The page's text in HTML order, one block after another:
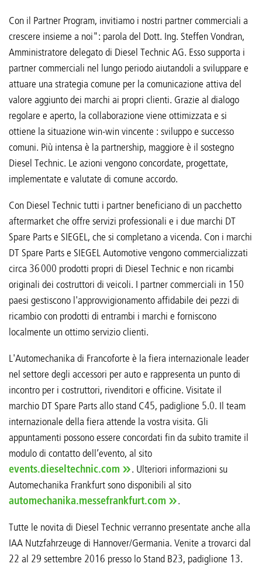
Con il Partner Program, invitiamo i nostri partner commerciali a
crescere insieme a noi": parola del Dott. Ing. Steffen Vondran,
Amministratore delegato di Diesel Technic AG. Esso supporta i
partner commerciali nel lungo periodo aiutandoli a sviluppare e
attuare una strategia comune per la comunicazione attiva del
valore aggiunto dei marchi ai propri clienti. Grazie al dialogo
regolare e aperto, la collaborazione viene ottimizzata e si
ottiene la situazione win-win vincente : sviluppo e successo
comuni. Più intensa è la partnership, maggiore è il sostegno
Diesel Technic. Le azioni vengono concordate, progettate,
implementate e valutate di comune accordo.
Con Diesel Technic tutti i partner beneficiano di un pacchetto
aftermarket che offre servizi professionali e i due marchi DT
Spare Parts e SIEGEL, che si completano a vicenda. Con i marchi
DT Spare Parts e SIEGEL Automotive vengono commercializzati
circa 36 000 prodotti propri di Diesel Technic e non ricambi
originali dei costruttori di veicoli. I partner commerciali in 150
paesi gestiscono l'approvvigionamento affidabile dei pezzi di
ricambio con prodotti di entrambi i marchi e forniscono
localmente un ottimo servizio clienti.
L'Automechanika di Francoforte è la fiera internazionale leader
nel settore degli accessori per auto e rappresenta un punto di
incontro per i costruttori, rivenditori e officine. Visitate il
marchio DT Spare Parts allo stand C45, padiglione 5.0. Il team
internazionale della fiera attende la vostra visita. Gli
appuntamenti possono essere concordati fin da subito tramite il
modulo di contatto dell’evento, al sito
events.dieseltechnic.com
. Ulteriori informazioni su
Automechanika Frankfurt sono disponibili al sito
automechanika.messefrankfurt.com
.
Tutte le novita di Diesel Technic verranno presentate anche alla
IAA Nutzfahrzeuge di Hannover/Germania. Venite a trovarci dal
22 al 29 settembre 2016 presso lo Stand B23, padiglione 13.